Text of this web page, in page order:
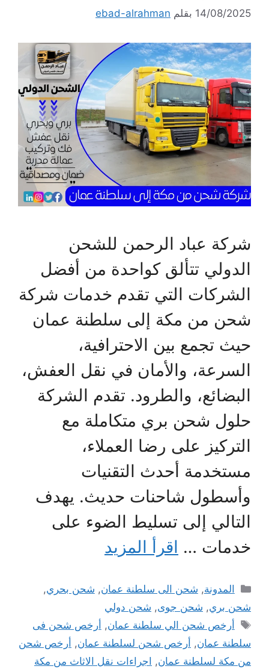
14/08/2025 بقلم ebad-alrahman
شركة عباد الرحمن للشحن
الدولي تتألق كواحدة من أفضل
الشركات التي تقدم خدمات شركة
شحن من مكة إلى سلطنة عمان
حيث تجمع بين الاحترافية،
السرعة، والأمان في نقل العفش،
البضائع، والطرود. تقدم الشركة
حلول شحن بري متكاملة مع
التركيز على رضا العملاء،
مستخدمة أحدث التقنيات
وأسطول شاحنات حديث. يهدف
التالي إلى تسليط الضوء على
خدمات … اقرأ المزيد
التصنيفات
المدونة, شحن الى سلطنة عمان, شحن بحري,
شحن بري, شحن جوى, شحن دولي
الوسوم
أرخص شحن الي سلطنة عمان, أرخص شحن فى
سلطنة عمان, أرخص شحن لسلطنة عمان, أرخص شحن
من مكة لسلطنة عمان, اجراءات نقل الاثاث من مكة